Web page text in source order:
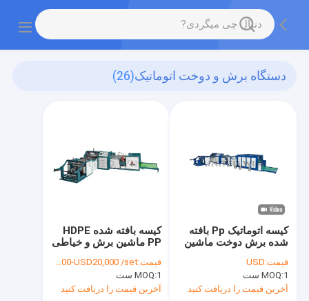
دستگاه برش و دوخت اتوماتیک(26)
کیسه بافته شده HDPE
PP ماشین برش و خیاطی
حداقل
قیمت:USD10,000-USD20,000 /set
MOQ:1 ست
آخرین قیمت را دریافت کنید
کیسه اتوماتیک Pp بافته
شده برش دوخت ماشین
قیمت:USD
MOQ:1 ست
آخرین قیمت را دریافت کنید